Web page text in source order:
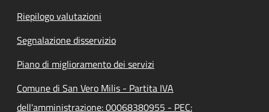
Riepilogo valutazioni
Segnalazione disservizio
Piano di miglioramento dei servizi
Comune di San Vero Milis - Partita IVA
dell'amministrazione: 00068380955 - PEC: